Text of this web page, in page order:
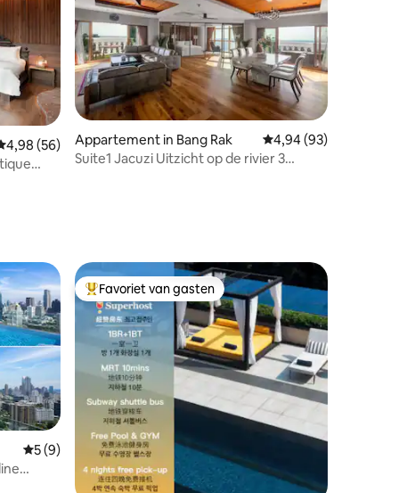
beoordeling van 4,98 op 5, 56 recensies
4,98 (56)
Appartement in Bang Rak Gemiddelde
4,94 (93)
Suite1 Jacuzi Uitzicht op de rivier 3
Gemiddelde beoordeling van 5 op 5, 9 recensies
5 (9)
Topfavoriet van gasten
Favoriet van gasten